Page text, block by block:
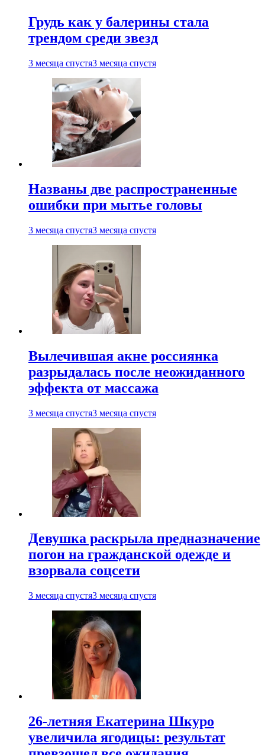
Грудь как у балерины стала
трендом среди звезд
3 месяца спустя3 месяца спустя
Названы две распространенные
ошибки при мытье головы
3 месяца спустя3 месяца спустя
Вылечившая акне россиянка
разрыдалась после неожиданного
эффекта от массажа
3 месяца спустя3 месяца спустя
Девушка раскрыла предназначение
погон на гражданской одежде и
взорвала соцсети
3 месяца спустя3 месяца спустя
26-летняя Екатерина Шкуро
увеличила ягодицы: результат